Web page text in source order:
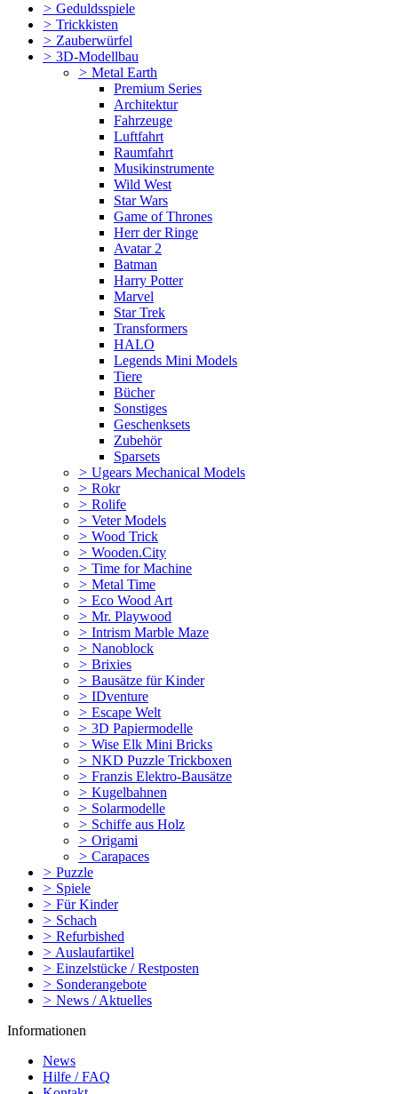
> Geduldsspiele
> Trickkisten
> Zauberwürfel
> 3D-Modellbau
> Metal Earth
Premium Series
Architektur
Fahrzeuge
Luftfahrt
Raumfahrt
Musikinstrumente
Wild West
Star Wars
Game of Thrones
Herr der Ringe
Avatar 2
Batman
Harry Potter
Marvel
Star Trek
Transformers
HALO
Legends Mini Models
Tiere
Bücher
Sonstiges
Geschenksets
Zubehör
Sparsets
> Ugears Mechanical Models
> Rokr
> Rolife
> Veter Models
> Wood Trick
> Wooden.City
> Time for Machine
> Metal Time
> Eco Wood Art
> Mr. Playwood
> Intrism Marble Maze
> Nanoblock
> Brixies
> Bausätze für Kinder
> IDventure
> Escape Welt
> 3D Papiermodelle
> Wise Elk Mini Bricks
> NKD Puzzle Trickboxen
> Franzis Elektro-Bausätze
> Kugelbahnen
> Solarmodelle
> Schiffe aus Holz
> Origami
> Carapaces
> Puzzle
> Spiele
> Für Kinder
> Schach
> Refurbished
> Auslaufartikel
> Einzelstücke / Restposten
> Sonderangebote
> News / Aktuelles
Informationen
News
Hilfe / FAQ